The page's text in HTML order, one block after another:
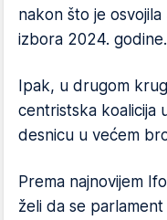
nakon što je
izbora 2024. godine.
Ipak, u drugom
centristska koalicija
desnicu u većem
Prema najnovijem
želi da se